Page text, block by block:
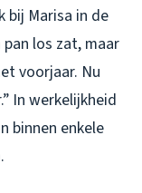
bij Marisa in de
los zat, maar
voorjaar. Nu
In werkelijkheid
binnen enkele